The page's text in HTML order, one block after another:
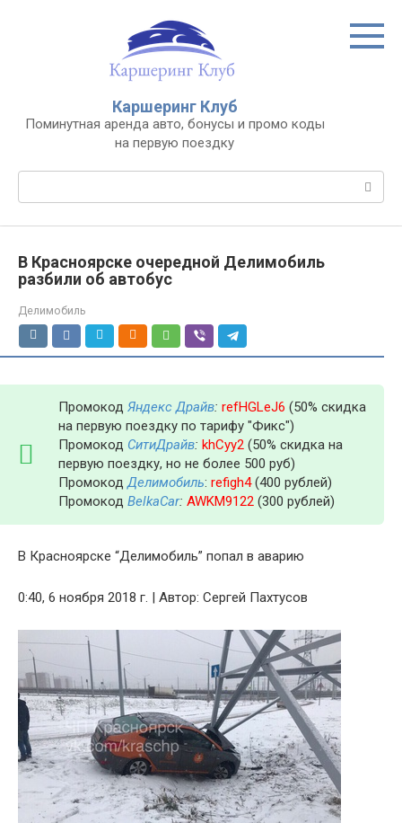
Каршеринг Клуб
Поминутная аренда авто, бонусы и промо коды
на первую поездку
Поиск:
В Красноярске очередной Делимобиль
разбили об автобус
Делимобиль
Промокод Яндекс Драйв: refHGLeJ6 (50% скидка
на первую поездку по тарифу "Фикс")
Промокод СитиДрайв: khCyy2 (50% скидка на
первую поездку, но не более 500 руб)
ПромокодДелимобиль: refigh4(400 рублей)
Промокод BelkaCar: AWKM9122 (300 рублей)
В Красноярске “Делимобиль” попал в аварию
0:40, 6 ноября 2018 г. | Автор: Сергей Пахтусов